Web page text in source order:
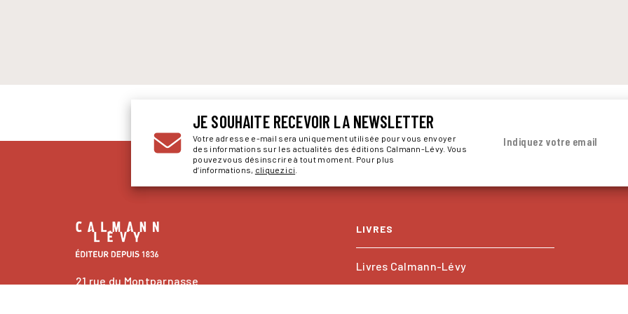
JE SOUHAITE RECEVOIR LA NEWSLETTER
Votre adresse e-mail sera uniquement utilisée pour vous envoyer
des informations sur les actualités des éditions Calmann-Lévy. Vous
pouvez vous désinscrire à tout moment. Pour plus
d’informations, cliquez ici
Indiquez votre email
21 rue du Montparnasse
LIVRES
Livres Calmann-Lévy